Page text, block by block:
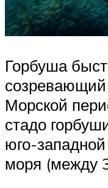
Горбуша
Морской
стадо
юго-
моря (между